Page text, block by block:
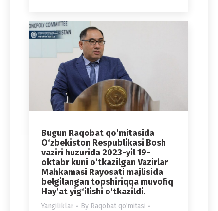
Bugun Raqobat qo’mitasida
O‘zbekiston Respublikasi Bosh
vaziri huzurida 2023-yil 19-
oktabr kuni o‘tkazilgan Vazirlar
Mahkamasi Rayosati majlisida
belgilangan topshiriqqa muvofiq
Hayʼat yig‘ilishi o‘tkazildi.
Yangiliklar By Raqobat qo'mitasi